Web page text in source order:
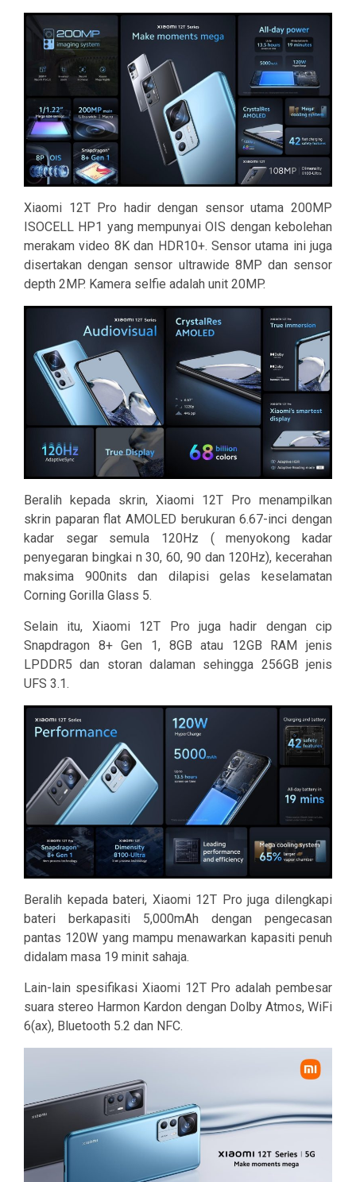
Xiaomi 12T Pro hadir dengan sensor utama 200MP
ISOCELL HP1 yang mempunyai OIS dengan kebolehan
merakam video 8K dan HDR10+. Sensor utama ini juga
disertakan dengan sensor ultrawide 8MP dan sensor
depth 2MP. Kamera selfie adalah unit 20MP.
Beralih kepada skrin, Xiaomi 12T Pro menampilkan
skrin paparan flat AMOLED berukuran 6.67-inci dengan
kadar segar semula 120Hz ( menyokong kadar
penyegaran bingkai n 30, 60, 90 dan 120Hz), kecerahan
maksima 900nits dan dilapisi gelas keselamatan
Corning Gorilla Glass 5.
Selain itu, Xiaomi 12T Pro juga hadir dengan cip
Snapdragon 8+ Gen 1, 8GB atau 12GB RAM jenis
LPDDR5 dan storan dalaman sehingga 256GB jenis
UFS 3.1.
Beralih kepada bateri, Xiaomi 12T Pro juga dilengkapi
bateri berkapasiti 5,000mAh dengan pengecasan
pantas 120W yang mampu menawarkan kapasiti penuh
didalam masa 19 minit sahaja.
Lain-lain spesifikasi Xiaomi 12T Pro adalah pembesar
suara stereo Harmon Kardon dengan Dolby Atmos, WiFi
6(ax), Bluetooth 5.2 dan NFC.